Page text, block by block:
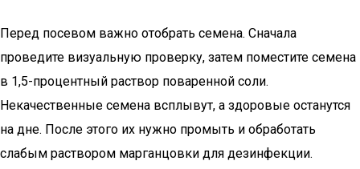
Перед посевом важно отобрать семена. Сначала
проведите визуальную проверку, затем поместите семена
в 1,5-процентный раствор поваренной соли.
Некачественные семена всплывут, а здоровые останутся
на дне. После этого их нужно промыть и обработать
слабым раствором марганцовки для дезинфекции.